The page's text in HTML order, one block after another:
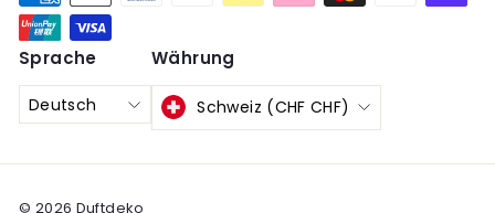
Sprache
Deutsch
Währung
Schweiz (CHF CHF)
© 2026 Duftdeko